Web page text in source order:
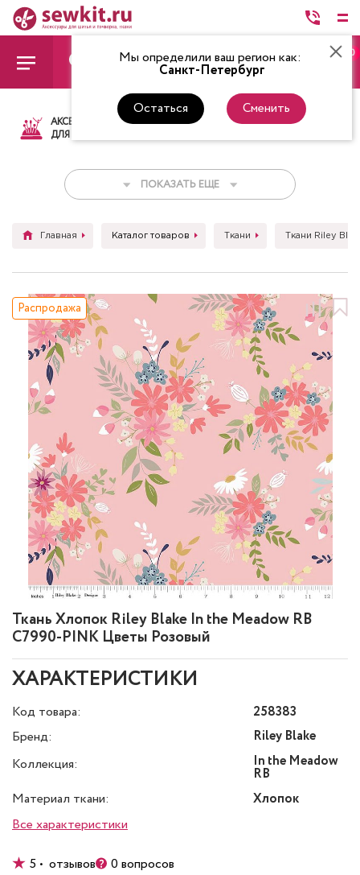
Мы определили ваш регион как:
Санкт-Петербург
Остаться Сменить
0
АКСЕССУАРЫ
ДЛЯ ШИТЬЯ
ТКАНИ НИТКИ
ПОКАЗАТЬ ЕЩЕ
Главная Каталог товаров Ткани Ткани Riley
Ткань Хлопок Riley Blake In the Meadow RB
C7990-PINK Цветы Розовый
Распродажа
ХАРАКТЕРИСТИКИ
Код товара:
258383
Бренд:
Riley Blake
Коллекция:
In the Meadow
RB
Материал ткани:
Хлопок
Все характеристики
5 • отзывов 0 вопросов